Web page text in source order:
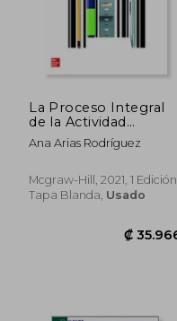
La Proceso Integral
de la Actividad
Comercial. Gs
Ana Arias Rodríguez
Mcgraw-Hill, 2021, 1 Edición,
Tapa Blanda, Usado